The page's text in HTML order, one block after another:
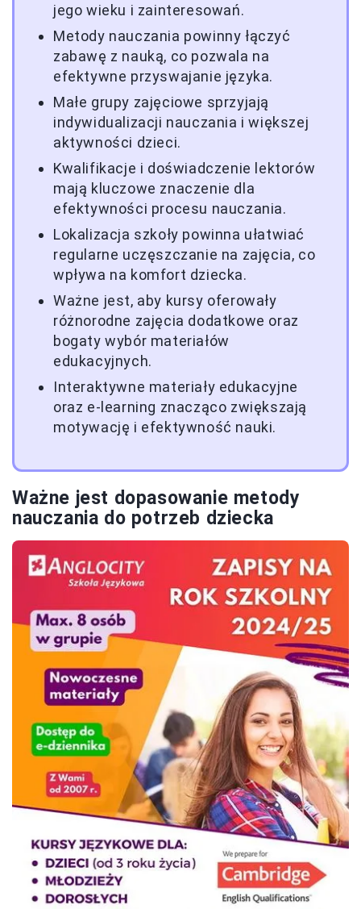
jego wieku i zainteresowań.
Metody nauczania powinny łączyć
zabawę z nauką, co pozwala na
efektywne przyswajanie języka.
Małe grupy zajęciowe sprzyjają
indywidualizacji nauczania i większej
aktywności dzieci.
Kwalifikacje i doświadczenie lektorów
mają kluczowe znaczenie dla
efektywności procesu nauczania.
Lokalizacja szkoły powinna ułatwiać
regularne uczęszczanie na zajęcia, co
wpływa na komfort dziecka.
Ważne jest, aby kursy oferowały
różnorodne zajęcia dodatkowe oraz
bogaty wybór materiałów
edukacyjnych.
Interaktywne materiały edukacyjne
oraz e-learning znacząco zwiększają
motywację i efektywność nauki.
Ważne jest dopasowanie metody
nauczania do potrzeb dziecka